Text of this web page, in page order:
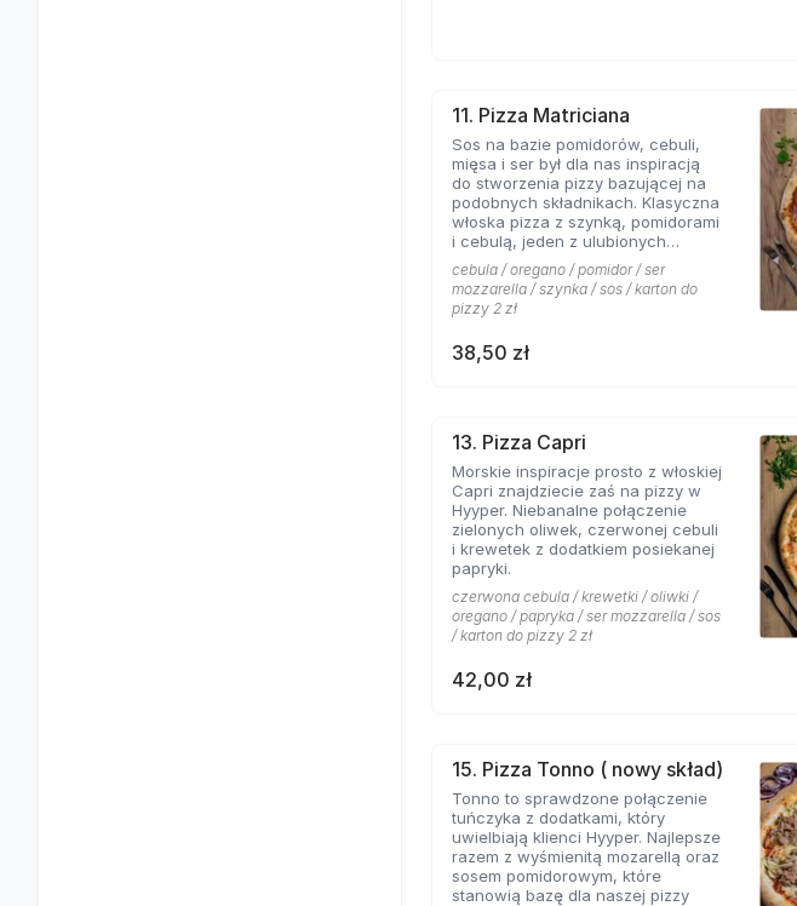
11. Pizza Matriciana
Sos na bazie pomidorów, cebuli,
mięsa i ser był dla nas inspiracją
do stworzenia pizzy bazującej na
podobnych składnikach. Klasyczna
włoska pizza z szynką, pomidorami
i cebulą, jeden z ulubionych
smaków klientów Hyyper!
cebula / oregano / pomidor / ser
mozzarella / szynka / sos / karton do
pizzy 2 zł
38,50 zł
13. Pizza Capri
Morskie inspiracje prosto z włoskiej
Capri znajdziecie zaś na pizzy w
Hyyper. Niebanalne połączenie
zielonych oliwek, czerwonej cebuli
i krewetek z dodatkiem posiekanej
papryki.
czerwona cebula / krewetki / oliwki /
oregano / papryka / ser mozzarella / sos
/ karton do pizzy 2 zł
42,00 zł
15. Pizza Tonno ( nowy skład)
Tonno to sprawdzone połączenie
tuńczyka z dodatkami, który
uwielbiają klienci Hyyper. Najlepsze
razem z wyśmienitą mozarellą oraz
sosem pomidorowym, które
stanowią bazę dla naszej pizzy